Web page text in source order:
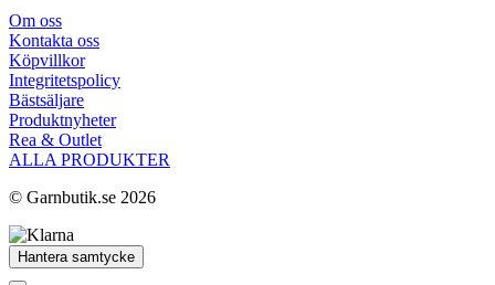
Om oss
Kontakta oss
Köpvillkor
Integritetspolicy
Bästsäljare
Produktnyheter
Rea & Outlet
ALLA PRODUKTER
© Garnbutik.se 2026
Hantera samtycke